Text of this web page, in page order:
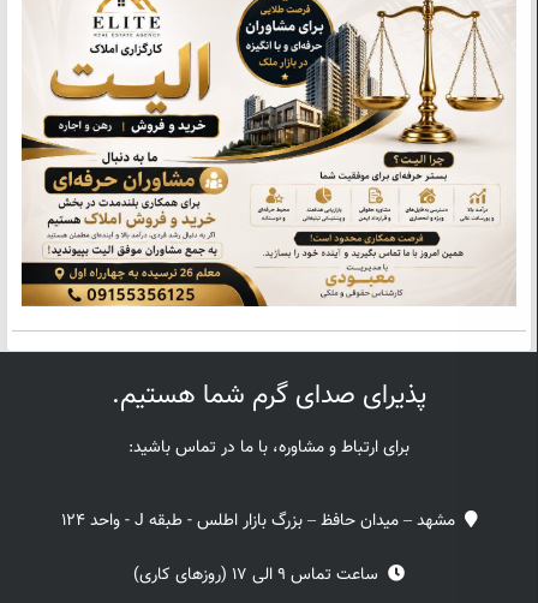
پذیرای صدای گرم شما هستیم.
برای ارتباط و مشاوره، با ما در تماس باشید:
مشهد – میدان حافظ – بزرگ بازار اطلس - طبقه J - واحد 124
ساعت تماس 9 الی 17 (روزهای کاری)